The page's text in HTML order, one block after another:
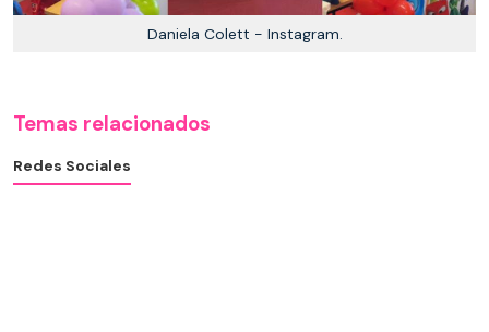
Daniela Colett - Instagram.
Temas relacionados
Redes Sociales